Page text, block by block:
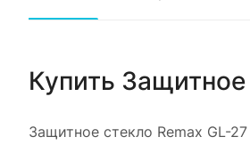
Купить Защитное
Защитное стекло Remax GL-